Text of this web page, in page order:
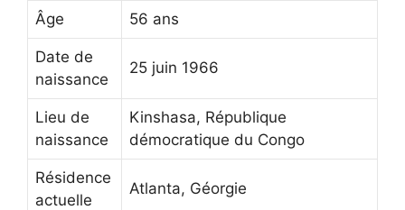
Âge 56 ans
Date de
naissance
25 juin 1966
Lieu de
naissance
Kinshasa, République
démocratique du Congo
Résidence
actuelle
Atlanta, Géorgie